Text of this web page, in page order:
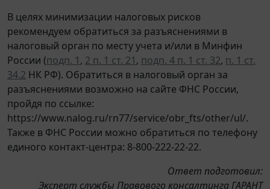
В целях минимизации налоговых рисков
рекомендуем обратиться за разъяснениями в
налоговый орган по месту учета и/или в Минфин
России (подп. 1, 2 п. 1 ст. 21, подп. 4 п. 1 ст. 32, п. 1 ст.
34.2 НК РФ). Обратиться в налоговый орган за
разъяснениями возможно на сайте ФНС России,
пройдя по ссылке:
https://www.nalog.ru/rn77/service/obr_fts/other/ul/.
Также в ФНС России можно обратиться по телефону
единого контакт-центра: 8-800-222-22-22.
Ответ подготовил:
Эксперт службы Правового консалтинга ГАРАНТ